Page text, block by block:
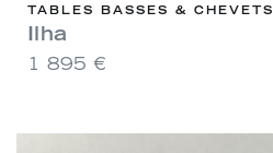
TABLES BASSES & CHEVETS
Ilha
1 895 €